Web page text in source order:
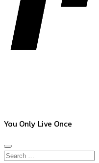
You Only Live Once